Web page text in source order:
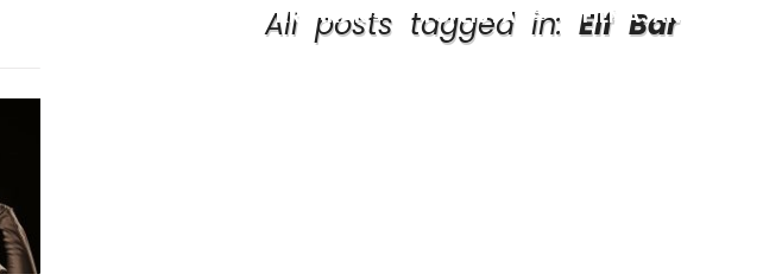
KRITIKÁK TOPLISTÁK FILMAJÁNLÓ
All posts tagged in: Elf Bar